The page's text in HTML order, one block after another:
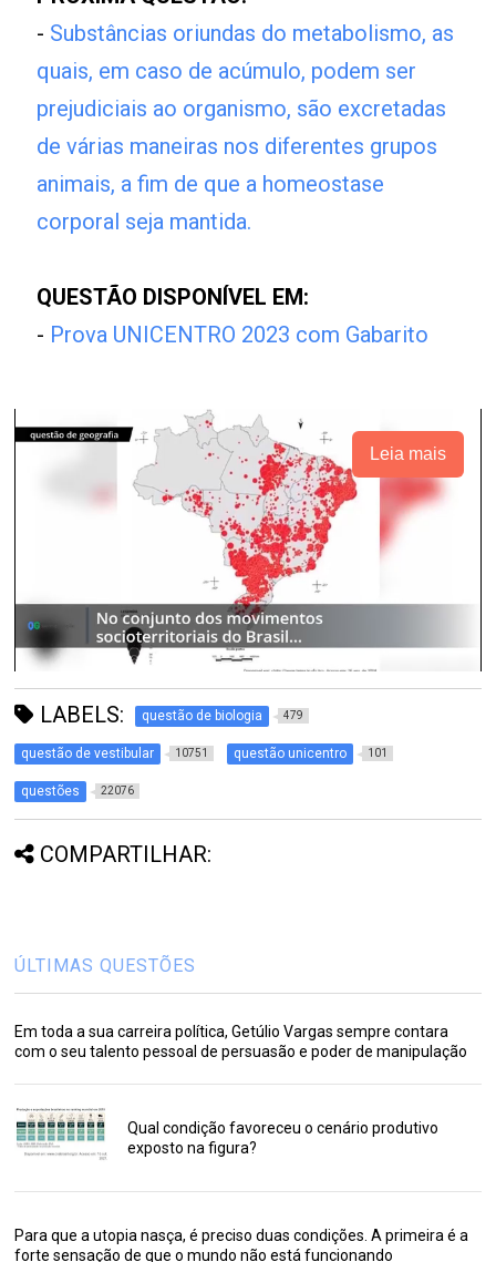
- Substâncias oriundas do metabolismo, as
quais, em caso de acúmulo, podem ser
prejudiciais ao organismo, são excretadas
de várias maneiras nos diferentes grupos
animais, a fim de que a homeostase
corporal seja mantida.
QUESTÃO DISPONÍVEL EM:
- Prova UNICENTRO 2023 com Gabarito
Leia mais
LABELS: questão de biologia 479
questão de vestibular 10751 questão unicentro 101
questões 22076
COMPARTILHAR:
ÚLTIMAS QUESTÕES
Em toda a sua carreira política, Getúlio Vargas sempre contara
com o seu talento pessoal de persuasão e poder de manipulação
Qual condição favoreceu o cenário produtivo
exposto na figura?
Para que a utopia nasça, é preciso duas condições. A primeira é a
forte sensação de que o mundo não está funcionando